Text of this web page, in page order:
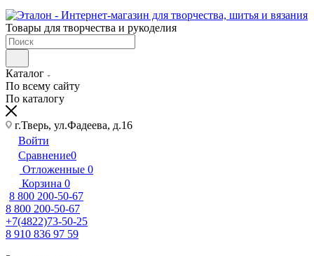
Товары для творчества и рукоделия
Каталог
По всему сайту
По каталогу
г.Тверь, ул.Фадеева, д.16
Войти
Сравнение0
Отложенные 0
Корзина 0
8 800 200-50-67
8 800 200-50-67
+7(4822)73-50-25
8 910 836 97 59